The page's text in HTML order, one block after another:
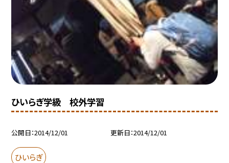
ひいらぎ学級 校外学習
公開日 2014/12/01 更新日 2014/12/01
ひいらぎ